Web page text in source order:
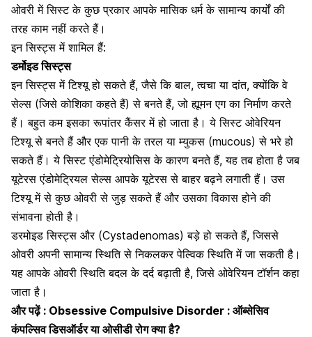
ओवरी में सिस्ट के कुछ प्रकार आपके मासिक धर्म के सामान्य कार्यों की
तरह काम नहीं करते हैं।
इन सिस्ट्स में शामिल हैं:
डर्मोइड सिस्ट्स
इन सिस्ट्स में टिश्यू हो सकते हैं, जैसे कि बाल, त्वचा या दांत, क्योंकि वे
सेल्स (जिसे कोशिका कहते हैं) से बनते हैं, जो ह्यूमन एग का निर्माण करते
हैं। बहुत कम इसका रूपांतर कैंसर में हो जाता है। ये सिस्ट ओवेरियन
टिश्यू से बनते हैं और एक पानी के तरल या म्युकस (mucous) से भरे हो
सकते हैं। ये सिस्ट एंडोमेट्रियोसिस के कारण बनते हैं, यह तब होता है जब
यूटेरस एंडोमेट्रियल सेल्स आपके यूटेरस से बाहर बढ़ने लगाती हैं। उस
टिश्यू में से कुछ ओवरी से जुड़ सकते हैं और उसका विकास होने की
संभावना होती है।
डरमोइड सिस्ट्स और (Cystadenomas) बड़े हो सकते हैं, जिससे
ओवरी अपनी सामान्य स्थिति से निकलकर पेल्विक स्थिति में जा सकती है।
यह आपके ओवरी स्थिति बदल के दर्द बढ़ाती है, जिसे ओवेरियन टॉर्शन कहा
जाता है।
और पढ़ें : Obsessive Compulsive Disorder : ऑब्सेसिव
कंपल्सिव डिसऑर्डर या ओसीडी रोग क्या है?